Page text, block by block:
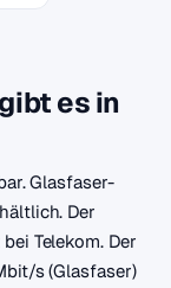
es in
Glasfaser-
Der
Telekom. Der
s (Glasfaser)